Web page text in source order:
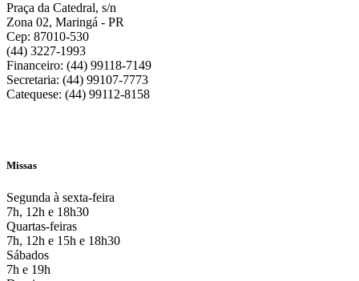
Praça da Catedral, s/n
Zona 02, Maringá - PR
Cep: 87010-530
(44) 3227-1993
Financeiro: (44) 99118-7149
Secretaria: (44) 99107-7773
Catequese: (44) 99112-8158
Missas
Segunda à sexta-feira
7h, 12h e 18h30
Quartas-feiras
7h, 12h e 15h e 18h30
Sábados
7h e 19h